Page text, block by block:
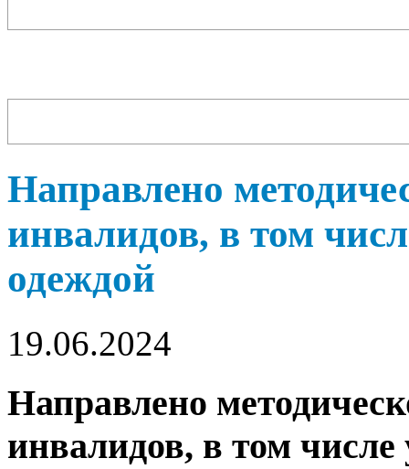
Направлено
инвалидов, в том
одеждой
19.06.2024
Направлено
инвалидов, в том